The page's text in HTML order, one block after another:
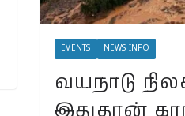
EVENTS NEWS INFO
வயநாடு